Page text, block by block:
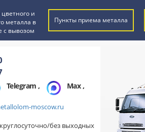
и
металла в
с вывозом
Пункты приема металла
Telegram , Max,
moscow.ru
круглосуточно/без выходных